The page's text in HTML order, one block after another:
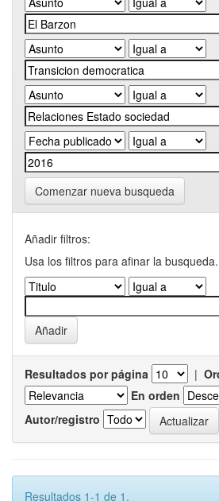
Comenzar nueva busqueda
Añadir filtros:
Usa los filtros para afinar la busqueda.
Resultados por página |
En orden
Autor/registro
Resultados 1-1 de 1.